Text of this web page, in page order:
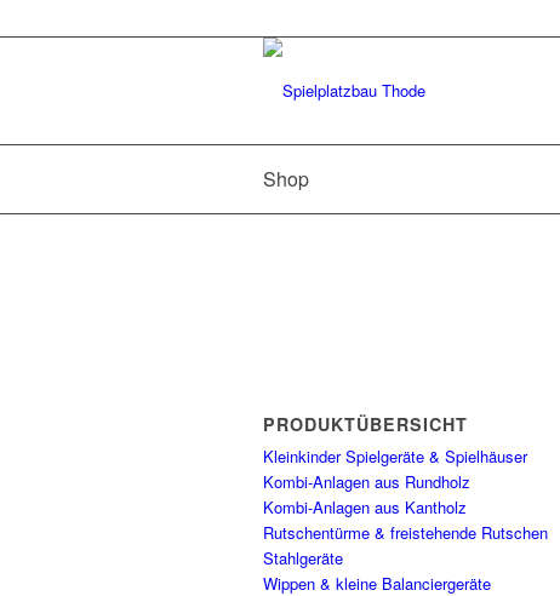
Shop
PRODUKTÜBERSICHT
Kleinkinder Spielgeräte & Spielhäuser
Kombi-Anlagen aus Rundholz
Kombi-Anlagen aus Kantholz
Rutschentürme & freistehende Rutschen
Stahlgeräte
Wippen & kleine Balanciergeräte